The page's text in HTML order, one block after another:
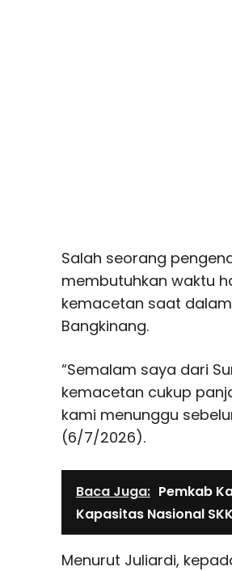
Salah seorang
membutuhkan waktu
kemacetan saat
Bangkinang.
“Semalam saya dari
kemacetan cukup
kami menunggu
(6/7/2026).
Baca Juga: Pemkab
Kapasitas Nasional
Menurut Juliardi,